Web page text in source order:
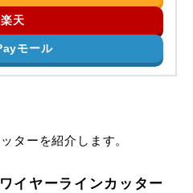
楽天
モール
ターを紹介します。
イヤーラインカッター